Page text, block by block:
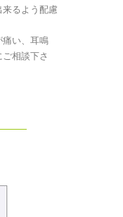
るよう配慮
痛い、耳鳴
相談下さ